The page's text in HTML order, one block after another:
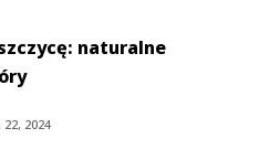
naturalne
22, 2024